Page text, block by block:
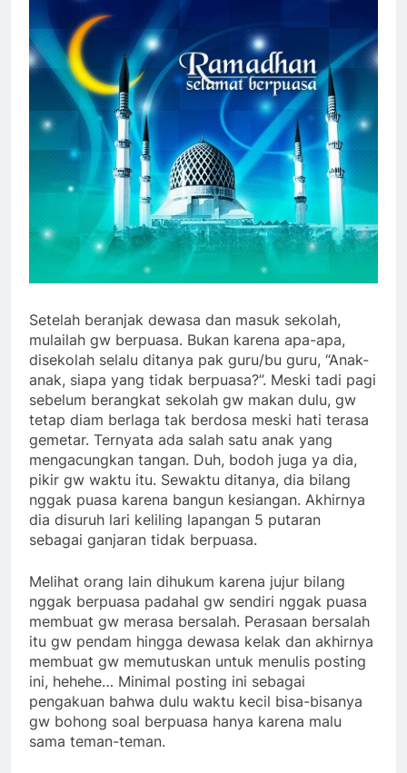
Setelah beranjak dewasa dan masuk sekolah,
mulailah gw berpuasa. Bukan karena apa-apa,
disekolah selalu ditanya pak guru/bu guru, “Anak-
anak, siapa yang tidak berpuasa?”. Meski tadi pagi
sebelum berangkat sekolah gw makan dulu, gw
tetap diam berlaga tak berdosa meski hati terasa
gemetar. Ternyata ada salah satu anak yang
mengacungkan tangan. Duh, bodoh juga ya dia,
pikir gw waktu itu. Sewaktu ditanya, dia bilang
nggak puasa karena bangun kesiangan. Akhirnya
dia disuruh lari keliling lapangan 5 putaran
sebagai ganjaran tidak berpuasa.
Melihat orang lain dihukum karena jujur bilang
nggak berpuasa padahal gw sendiri nggak puasa
membuat gw merasa bersalah. Perasaan bersalah
itu gw pendam hingga dewasa kelak dan akhirnya
membuat gw memutuskan untuk menulis posting
ini, hehehe… Minimal posting ini sebagai
pengakuan bahwa dulu waktu kecil bisa-bisanya
gw bohong soal berpuasa hanya karena malu
sama teman-teman.